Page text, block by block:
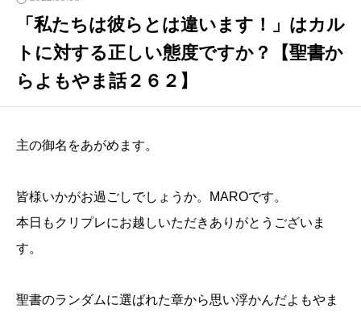
「私たちは彼らとは違います！」はカル
トに対する正しい態度ですか？【聖書か
らよもやま話２６２】
主の御名をあがめます。
皆様いかがお過ごしでしょうか。MAROです。
本日もクリプレにお越しいただきありがとうございま
す。
聖書のランダムに選ばれた章から思い浮かんだよもやま